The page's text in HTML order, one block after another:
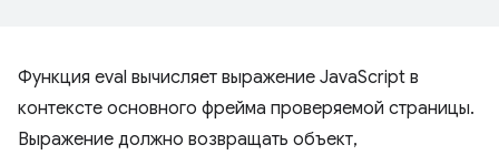
Функция eval вычисляет выражение JavaScript в
контексте основного фрейма проверяемой страницы.
Выражение должно возвращать объект,